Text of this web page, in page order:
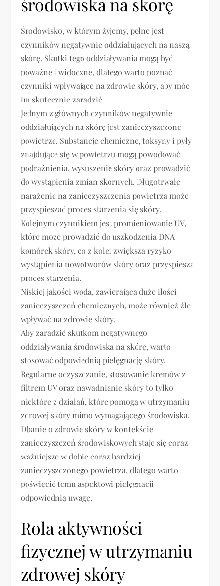
Środowisko, w którym żyjemy, pełne jest
czynników negatywnie oddziałujących na naszą
skórę. Skutki tego oddziaływania mogą być
poważne i widoczne, dlatego warto poznać
czynniki wpływające na zdrowie skóry, aby móc
im skutecznie zaradzić.
Jednym z głównych czynników negatywnie
oddziałujących na skórę jest zanieczyszczone
powietrze. Substancje chemiczne, toksyny i pyły
znajdujące się w powietrzu mogą powodować
podrażnienia, wysuszenie skóry oraz prowadzić
do wystąpienia zmian skórnych. Długotrwałe
narażenie na zanieczyszczenia powietrza może
przyspieszać proces starzenia się skóry.
Kolejnym czynnikiem jest promieniowanie UV,
które może prowadzić do uszkodzenia DNA
komórek skóry, co z kolei zwiększa ryzyko
wystąpienia nowotworów skóry oraz przyspiesza
proces starzenia.
Niskiej jakości woda, zawierająca duże ilości
zanieczyszczeń chemicznych, może również źle
wpływać na zdrowie skóry.
Aby zaradzić skutkom negatywnego
oddziaływania środowiska na skórę, warto
stosować odpowiednią pielęgnację skóry.
Regularne oczyszczanie, stosowanie kremów z
filtrem UV oraz nawadnianie skóry to tylko
niektóre z działań, które pomogą w utrzymaniu
zdrowej skóry mimo wymagającego środowiska.
Dbanie o zdrowie skóry w kontekście
zanieczyszczeń środowiskowych staje się coraz
ważniejsze w dobie coraz bardziej
zanieczyszczonego powietrza, dlatego warto
poświęcić temu aspektowi pielęgnacji
odpowiednią uwagę.
Rola aktywności
fizycznej w utrzymaniu
zdrowej skóry